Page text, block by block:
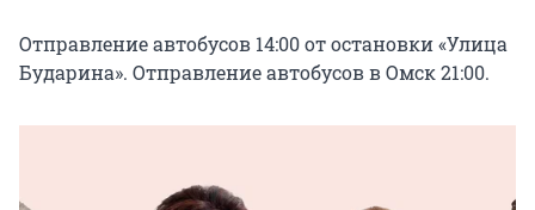
Отправление автобусов 14:00 от остановки «Улица
Бударина». Отправление автобусов в Омск 21:00.